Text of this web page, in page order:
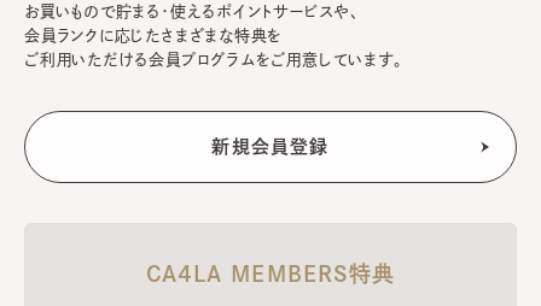
お買いもので貯まる・使えるポイントサービスや、
会員ランクに応じたさまざまな特典を
ご利用いただける会員プログラムをご用意しています。
CA4LA MEMBERS特典